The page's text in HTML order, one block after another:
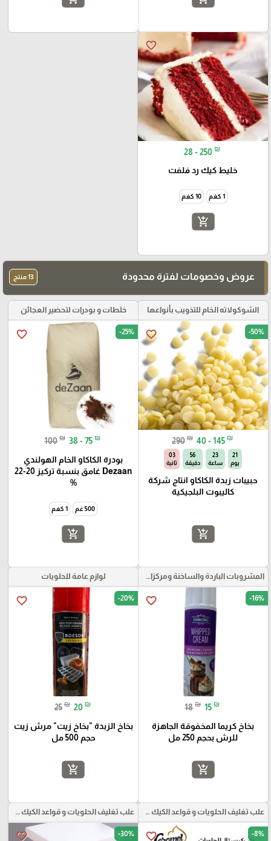
favorite_border
28 - 250 ₪
خليط كيك رد فلفت
1 كغم 10 كغم
add_shopping_cart
عروض وخصومات لفترة محدودة 13 منتج
الشوكولاته الخام للتذويب بأنواعها
favorite_border -50%
290 ₪ 40 - 145 ₪
21
يوم
23
ساعة
56
دقيقة
02
ثانية
حبيبات زبدة الكاكاو انتاج شركة
كاليبوت البلجيكية
add_shopping_cart
خلطات و بودرات لتحضير العجائن
favorite_border -25%
100 ₪ 38 - 75 ₪
بودرة الكاكاو الخام الهولندي
Dezaan غامق بنسبة تركيز 20-22
%
500 غم 1 كغم
add_shopping_cart
المشروبات الباردة والساخنة ومركزات الموهيتو
favorite_border -16%
18 ₪ 15 ₪
بخاخ كريما المخفوقة الجاهزة
للرش بحجم 250 مل
add_shopping_cart
لوازم عامة للحلويات
favorite_border -20%
25 ₪ 20 ₪
بخاخ الزبدة "بخاخ زيت" مرش زيت
حجم 500 مل
add_shopping_cart
علب تغليف الحلويات و قواعد الكيك و علب بلاستيكية بأنواعها
favorite_border -8%
علب تغليف الحلويات و قواعد الكيك و علب بلاستيكية بأنواعها
favorite_border -30%